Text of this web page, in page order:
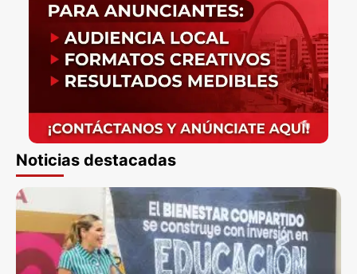
Noticias destacadas